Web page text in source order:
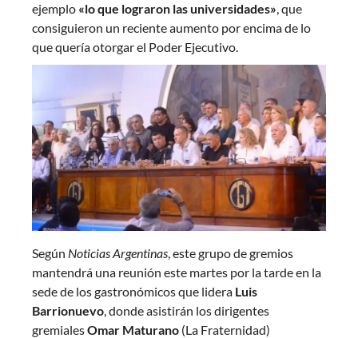
ejemplo «lo que lograron las universidades», que
consiguieron un reciente aumento por encima de lo
que quería otorgar el Poder Ejecutivo.
Según Noticias Argentinas , este grupo de gremios
mantendrá una reunión este martes por la tarde en la
sede de los gastronómicos que lidera Luis
Barrionuevo , donde asistirán los dirigentes
gremialesOmar Maturano (La Fraternidad)